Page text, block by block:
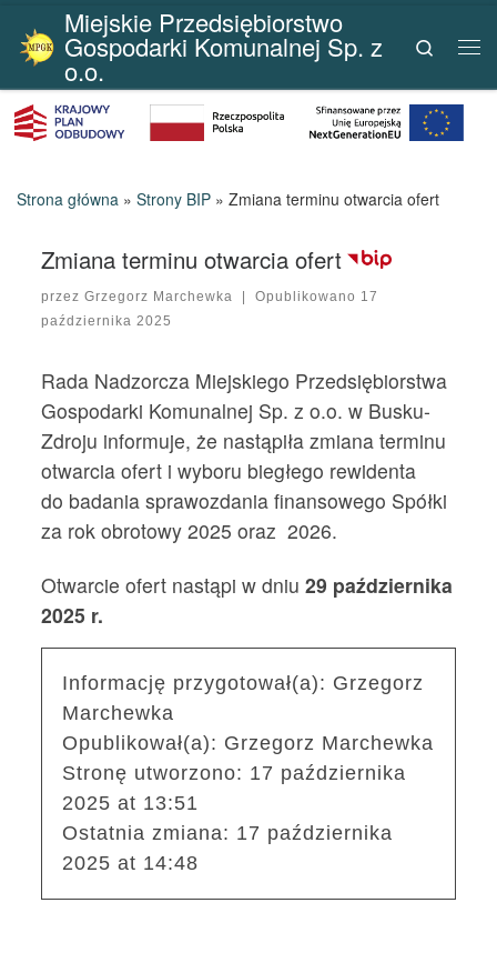
Przejdź do treści
Miejskie Przedsiębiorstwo
Gospodarki Komunalnej Sp. z
o.o.
Search
Strona główna » Strony BIP » Zmiana terminu otwarcia ofert
Zmiana terminu otwarcia ofert
przezGrzegorz Marchewka | Opublikowano 17
października 2025
Rada Nadzorcza Miejskiego Przedsiębiorstwa
Gospodarki Komunalnej Sp. z o.o. w Busku-
Zdroju informuje, że nastąpiła zmiana terminu
otwarcia ofert i wyboru biegłego rewidenta
do badania sprawozdania finansowego Spółki
za rok obrotowy 2025 oraz 2026.
Otwarcie ofert nastąpi w dniu 29 października
2025 r.
Informację przygotował(a): Grzegorz
Marchewka
Opublikował(a): Grzegorz Marchewka
Stronę utworzono: 17 października
2025 at 13:51
Ostatnia zmiana: 17 października
2025 at 14:48